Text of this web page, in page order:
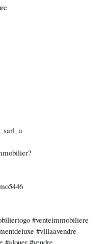
#venteimmobiliere
#villaavendre